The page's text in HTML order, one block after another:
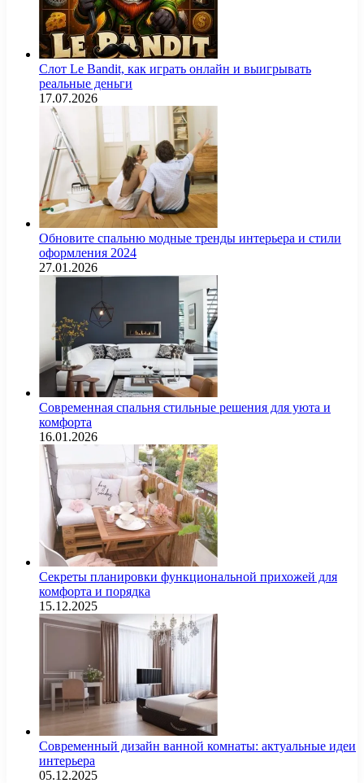
Слот Le Bandit, как играть онлайн и выигрывать
реальные деньги
17.07.2026
Обновите спальню модные тренды интерьера и стили
оформления 2024
27.01.2026
Современная спальня стильные решения для уюта и
комфорта
16.01.2026
Секреты планировки функциональной прихожей для
комфорта и порядка
15.12.2025
Современный дизайн ванной комнаты: актуальные идеи
интерьера
05.12.2025